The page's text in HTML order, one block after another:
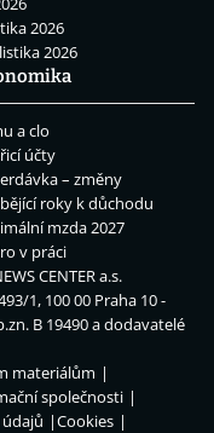
2026
2026
a clo
účty
– změny
roky k důchodu
mzda 2027
v práci
CENTER a.s.
1, 100 00 Praha 10 -
B 19490 a dodavatelé
materiálům
společnosti
Cookies